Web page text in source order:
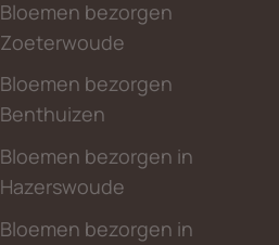
Bloemen bezorgen
Zoeterwoude
Bloemen bezorgen
Benthuizen
Bloemen bezorgen in
Hazerswoude
Bloemen bezorgen in